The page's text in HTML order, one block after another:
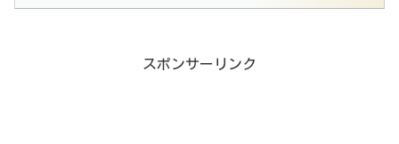
スポンサーリンク